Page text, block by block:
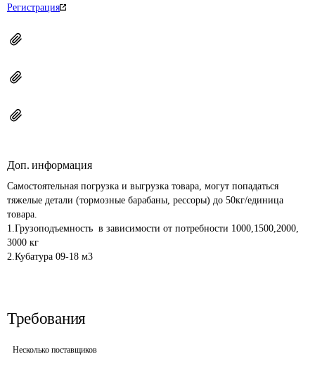
Регистрация
Доп. информация
Самостоятельная погрузка и выгрузка товара, могут попадаться
тяжелые детали (тормозные барабаны, рессоры) до 50кг/единица
товара.
1.Грузоподъемность  в зависимости от потребности 1000,1500,2000,
3000 кг
Требования
Несколько поставщиков